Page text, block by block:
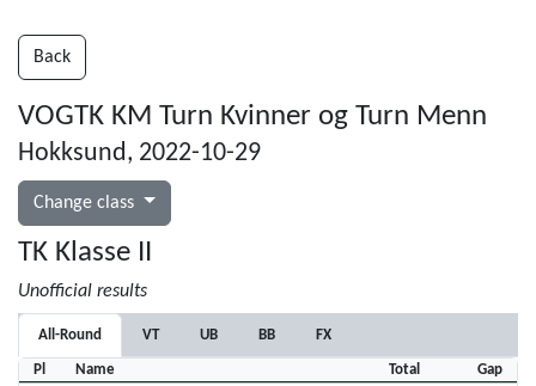
Back
VOGTK KM Turn Kvinner og Turn Menn
Hokksund, 2022-10-29
Change class
TK Klasse II
Unofficial results
All-Round VT UB BB FX
Pl Name Total
Gap